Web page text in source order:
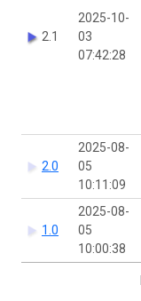
2.1
2025-10-
03
07:42:28
2.0
2025-08-
05
10:11:09
1.0
2025-08-
05
10:00:38